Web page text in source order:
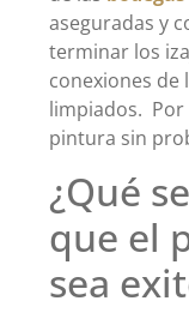
aseguradas y
terminar los
conexiones de
limpiados.
pintura sin
¿Qué
que el
sea